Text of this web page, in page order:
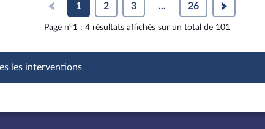
1 2 3 ... 26
Page n°1 : 4 résultats affichés sur un total de 101
les interventions